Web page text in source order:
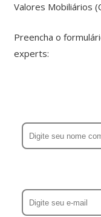
Valores Mobiliários
Preencha o
experts: